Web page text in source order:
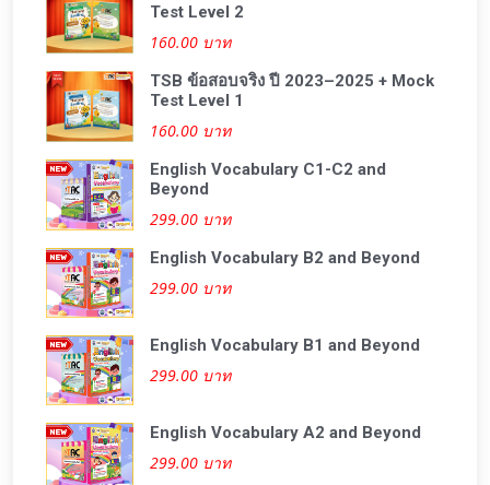
Test Level 2
160.00 บาท
TSB ข้อสอบจริง ปี 2023–2025 + Mock
Test Level 1
160.00 บาท
English Vocabulary C1-C2 and
Beyond
299.00 บาท
English Vocabulary B2 and Beyond
299.00 บาท
English Vocabulary B1 and Beyond
299.00 บาท
English Vocabulary A2 and Beyond
299.00 บาท